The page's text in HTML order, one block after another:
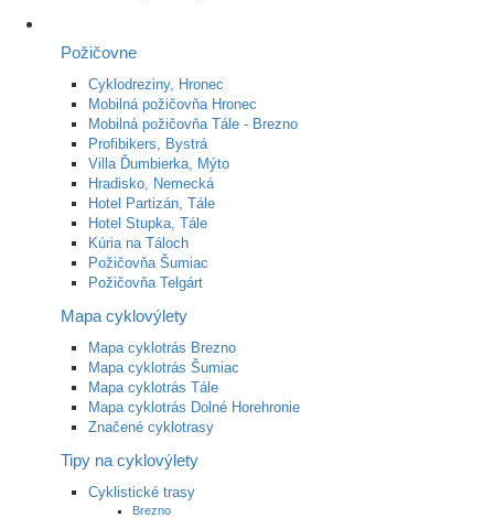
Požičovne
Cyklodreziny, Hronec
Mobilná požičovňa Hronec
Mobilná požičovňa Tále - Brezno
Profibikers, Bystrá
Villa Ďumbierka, Mýto
Hradisko, Nemecká
Hotel Partizán, Tále
Hotel Stupka, Tále
Kúria na Táloch
Požičovňa Šumiac
Požičovňa Telgárt
Mapa cyklovýlety
Mapa cyklotrás Brezno
Mapa cyklotrás Šumiac
Mapa cyklotrás Tále
Mapa cyklotrás Dolné Horehronie
Značené cyklotrasy
Tipy na cyklovýlety
Cyklistické trasy
Brezno